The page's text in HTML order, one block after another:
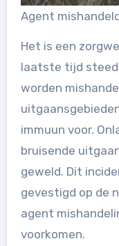
Agent
Het is een
laatste tijd
worden
immuun voor.
bruisende
geweld. Dit
gevestigd op de
agent
voorkomen.